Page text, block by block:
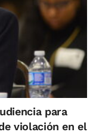
para
violación en el